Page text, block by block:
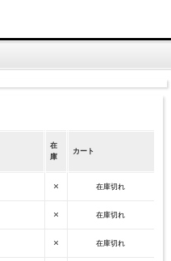
在
庫
カート
× 在庫切れ
× 在庫切れ
× 在庫切れ